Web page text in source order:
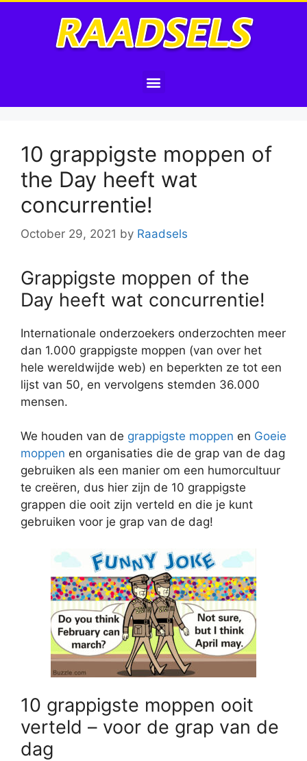
10 grappigste moppen of
the Day heeft wat
concurrentie!
October 29, 2021 by Raadsels
Grappigste moppen of the
Day heeft wat concurrentie!
Internationale onderzoekers onderzochten meer
dan 1.000 grappigste moppen (van over het
hele wereldwijde web) en beperkten ze tot een
lijst van 50, en vervolgens stemden 36.000
mensen.
We houden van de grappigste moppen en Goeie
moppen en organisaties die de grap van de dag
gebruiken als een manier om een ​​humorcultuur
te creëren, dus hier zijn de 10 grappigste
grappen die ooit zijn verteld en die je kunt
gebruiken voor je grap van de dag!
10 grappigste moppen ooit
verteld – voor de grap van de
dag